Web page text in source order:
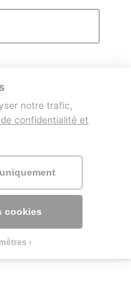
notre trafic,
confidentialité et
cookies